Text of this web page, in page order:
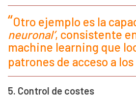
Otro ejemplo es la
neuronal’, consistente
machine learning que
patrones de acceso a
5. Control de costes